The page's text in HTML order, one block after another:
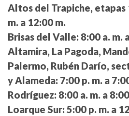
Altos del Trapiche, etapas
m. a 12:00 m.
Brisas del Valle: 8:00 a. m.
Altamira, La Pagoda,
Palermo, Rubén Darío,
y Alameda: 7:00 p. m. a
Rodríguez: 8:00 a. m. a
Loarque Sur: 5:00 p. m. a